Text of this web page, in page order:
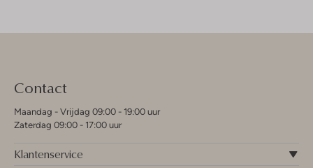
Contact
Maandag - Vrijdag 09:00 - 19:00 uur
Zaterdag 09:00 - 17:00 uur
Klantenservice